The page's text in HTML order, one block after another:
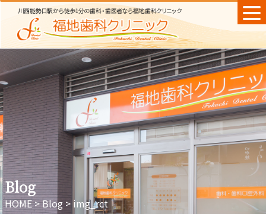
Skip
content
Blog
HOME>Blog > img_rct